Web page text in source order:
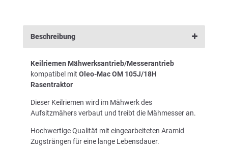
Beschreibung
Keilriemen Mähwerksantrieb/Messerantrieb
kompatibel mit Oleo-Mac OM 105J/18H
Rasentraktor
Dieser Keilriemen wird im Mähwerk des
Aufsitzmähers verbaut und treibt die Mähmesser an.
Hochwertige Qualität mit eingearbeiteten Aramid
Zugsträngen für eine lange Lebensdauer.